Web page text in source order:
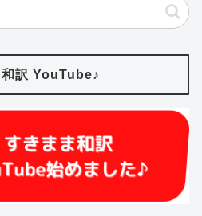
訳 YouTube♪